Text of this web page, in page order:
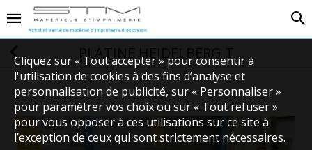
PLATINE HEIDELBERG T
Cliquez sur « Tout accepter » pour consentir à
l'utilisation de cookies à des fins d’analyse et
personnalisation de publicité, sur « Personnaliser »
pour paramétrer vos choix ou sur « Tout refuser »
pour vous opposer à ces utilisations sur ce site à
l’exception de ceux qui sont strictement nécessaires.